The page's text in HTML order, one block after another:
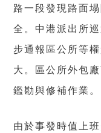
路一段發現路面
全。中港派出所
步通報區公所等
大。區公所外包
鑑勘與修補作業。
由於事發時值上